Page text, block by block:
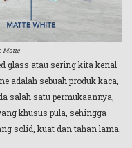
Matte
glass atau sering kita kenal
adalah sebuah produk kaca,
salah satu permukaannya,
khusus pula, sehingga
solid, kuat dan tahan lama.